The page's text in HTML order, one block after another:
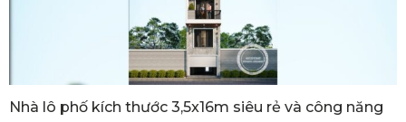
Nhà lô phố kích thước 3,5x16m siêu rẻ và công năng